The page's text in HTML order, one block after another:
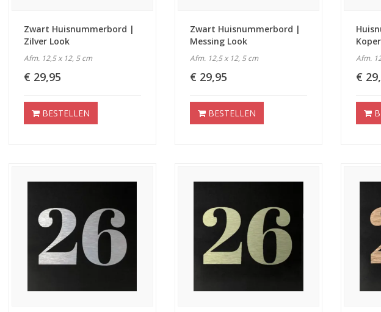
Zwart Huisnummerbord |
Zilver Look
Afm. 12,5 x 12, 5 cm
€ 29,95
BESTELLEN
Zwart Huisnummerbord |
Messing Look
Afm. 12,5 x 12, 5 cm
€ 29,95
BESTELLEN
Afm.
€